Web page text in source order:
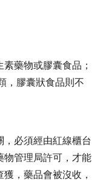
藥物或膠囊食品；
，膠囊狀食品則不
必須經由紅線櫃台
物管理局許可，才能
，藥品會被沒收，